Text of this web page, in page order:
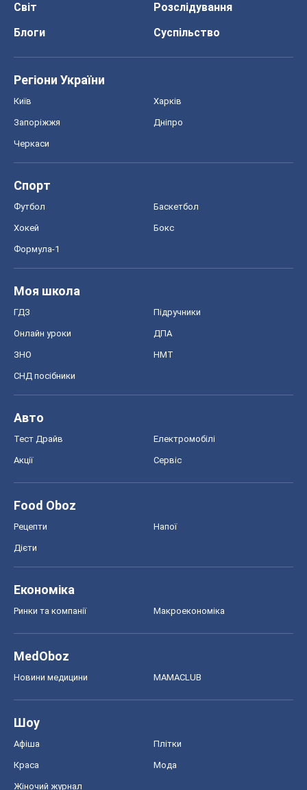
Світ
Розслідування
Блоги
Суспільство
Регіони України
Київ Харків
Запоріжжя Дніпро
Черкаси
Спорт
Футбол Баскетбол
Хокей Бокс
Формула-1
Моя школа
ГДЗ Підручники
Онлайн уроки ДПА
ЗНО НМТ
СНД посібники
Авто
Тест Драйв Електромобілі
Акції Сервіс
Food Oboz
Рецепти Напої
Дієти
Економіка
Ринки та компанії Макроекономіка
MedOboz
Новини медицини MAMACLUB
Шоу
Афіша Плітки
Краса Мода
Жіночий журнал